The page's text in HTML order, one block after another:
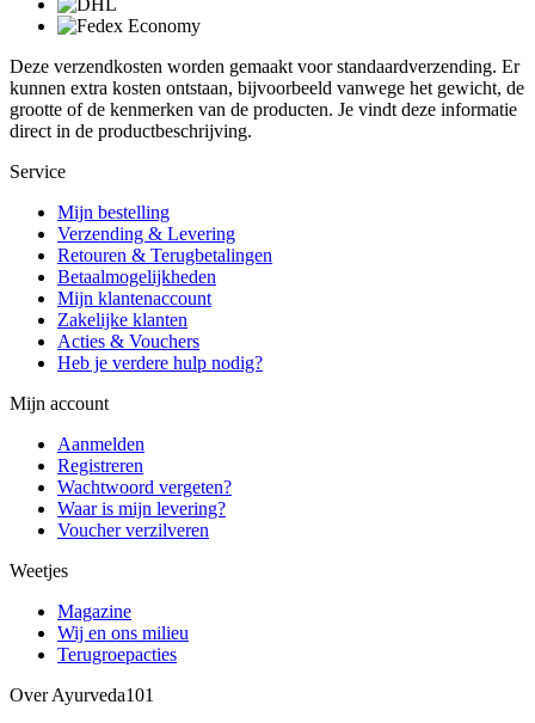
Deze verzendkosten worden gemaakt voor standaardverzending. Er
kunnen extra kosten ontstaan, bijvoorbeeld vanwege het gewicht, de
grootte of de kenmerken van de producten. Je vindt deze informatie
direct in de productbeschrijving.
Service
Mijn bestelling
Verzending & Levering
Retouren & Terugbetalingen
Betaalmogelijkheden
Mijn klantenaccount
Zakelijke klanten
Acties & Vouchers
Heb je verdere hulp nodig?
Mijn account
Aanmelden
Registreren
Wachtwoord vergeten?
Waar is mijn levering?
Voucher verzilveren
Weetjes
Magazine
Wij en ons milieu
Terugroepacties
Over Ayurveda101